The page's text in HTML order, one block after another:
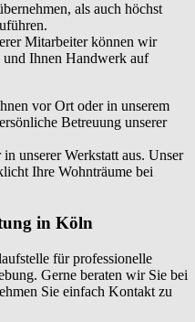
als auch höchst
Mitarbeiter können wir
und Ihnen Handwerk auf
vor Ort oder in unserem
Betreuung unserer
unserer Werkstatt aus. Unser
Ihre Wohnträume bei
in Köln
für professionelle
Gerne beraten wir Sie bei
Sie einfach Kontakt zu